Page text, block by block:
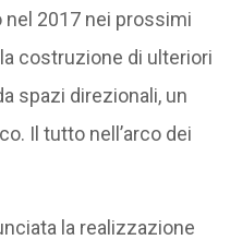
nel 2017 nei prossimi
costruzione di ulteriori
spazi direzionali, un
Il tutto nell’arco dei
la realizzazione